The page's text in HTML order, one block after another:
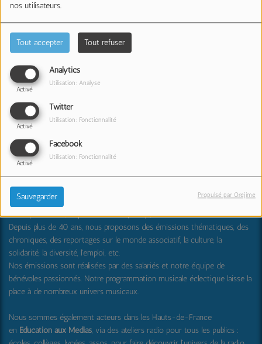
nos utilisateurs.
Tout accepter Tout refuser
Analytics
Activé
Utilisation: Analyse
Twitter
Activé
Utilisation: Fonctionnalité
Facebook
Activé
Utilisation: Fonctionnalité
Sauvegarder Propulsé par Orejime
Écouter le podcast
Bernard DassonnevilledeCCFD Terre Solidaire
passé dans la Matinale pour présenter le spectacle de
Pie Tshibanda.
Interview à découvrir en podcast
RPL Radioest une radio locale associative créée en 1982 dans la
métropole lilloise, disponible en FM (99.0) , eten DAB+.
Depuis plus de 40 ans, nous proposons des émissions thématiques, des
chroniques, des reportages sur le monde associatif, la culture, la
solidarité, la diversité, l'emploi, etc.
Nos émissions sont réalisées par des salariés et notre équipe de
bénévoles passionnés. Notre programmation musicale éclectique laisse la
place à de nombreux univers musicaux.
Nous sommes également acteurs dans les Hauts-de-France
en Education aux Médias, via des ateliers radio pour tous les publics :